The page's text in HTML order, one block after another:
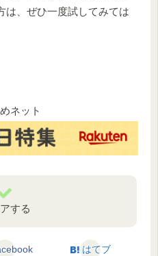
は、ぜひ一度試してみては
ネット
する
はてブ